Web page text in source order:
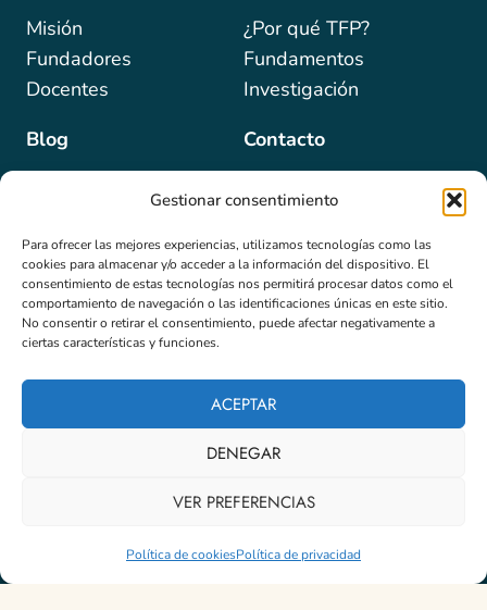
Gestionar consentimiento
Para ofrecer las mejores experiencias, utilizamos tecnologías como las
cookies para almacenar y/o acceder a la información del dispositivo. El
consentimiento de estas tecnologías nos permitirá procesar datos como el
comportamiento de navegación o las identificaciones únicas en este sitio.
No consentir o retirar el consentimiento, puede afectar negativamente a
ciertas características y funciones.
ACEPTAR
DENEGAR
VER PREFERENCIAS
Política de cookiesPolítica de privacidad
Misión
Fundadores
Docentes
Blog
¿Por qué TFP?
Fundamentos
Investigación
Contacto
Programas
Formaciones
Masterclass
Newsletter
Email *
Suscribir
iMlabs
Política de Cookies (UE)